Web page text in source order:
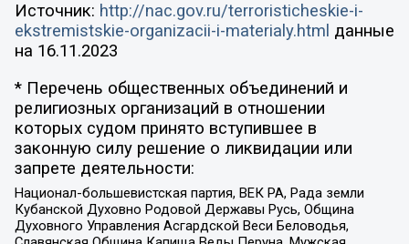
Источник: http://nac.gov.ru/terroristicheskie-i-
ekstremistskie-organizacii-i-materialy.html данные
на 16.11.2023
* Перечень общественных объединений и
религиозных организаций в отношении
которых судом принято вступившее в
законную силу решение о ликвидации или
запрете деятельности:
Национал-большевистская партия, ВЕК РА, Рада земли
Кубанской Духовно Родовой Державы Русь, Община
Духовного Управления Асгардской Веси Беловодья,